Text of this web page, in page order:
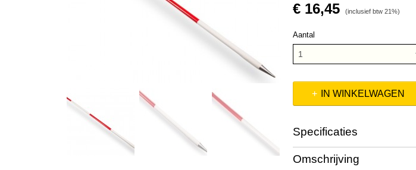
€ 16,45 (inclusief btw 21%)
Aantal
IN WINKELWAGEN
Specificaties
Productcode
EAN code
Omschrijving